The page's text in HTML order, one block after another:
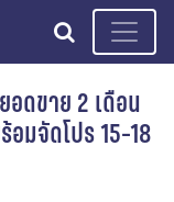
search
อดขาย 2 เดือน
มจัดโปร 15-18